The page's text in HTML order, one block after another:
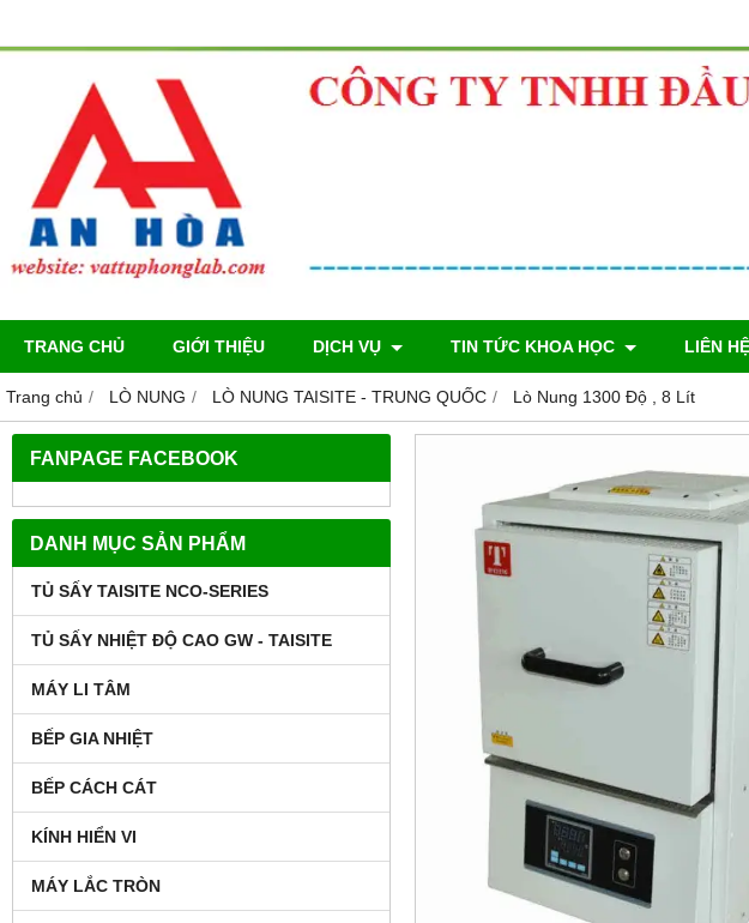
TRANG CHỦ GIỚI THIỆU DỊCH VỤ TIN TỨC KHOA HỌC LIÊN HỆ
Trang chủ LÒ NUNG LÒ NUNG TAISITE - TRUNG QUỐC Lò Nung 1300 Độ , 8 Lít
FANPAGE FACEBOOK
DANH MỤC SẢN PHẨM
TỦ SẤY TAISITE NCO-SERIES
TỦ SẤY NHIỆT ĐỘ CAO GW - TAISITE
MÁY LI TÂM
BẾP GIA NHIỆT
BẾP CÁCH CÁT
KÍNH HIỂN VI
MÁY LẮC TRÒN